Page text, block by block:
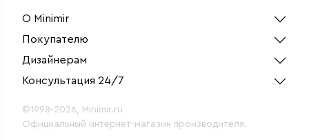
О Minimir
Покупателю
Дизайнерам
Консультация 24/7
©1998-2026, Minimir.ru
Официальный интернет-магазин производителя.